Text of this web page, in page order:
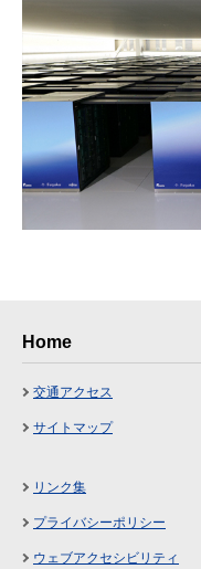
Home
交通アクセス
サイトマップ
リンク集
プライバシーポリシー
ウェブアクセシビリティ